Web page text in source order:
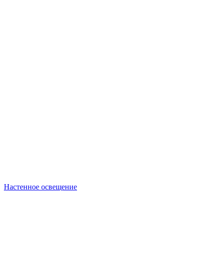
Настенное освещение